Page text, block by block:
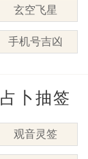
玄空飞星
手机号吉凶
占卜抽签
观音灵签